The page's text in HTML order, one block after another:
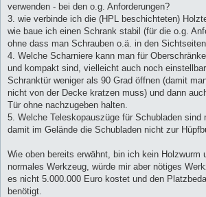
verwenden - bei den o.g. Anforderungen?
3. wie verbinde ich die (HPL beschichteten)
wie baue ich einen Schrank stabil (für die o.g.
ohne dass man Schrauben o.ä. in den
4. Welche Scharniere kann man für
und kompakt sind, vielleicht auch noch
Schranktür weniger als 90 Grad öffnen (damit
nicht von der Decke kratzen muss) und dann
Tür ohne nachzugeben halten.
5. Welche Teleskopauszüge für Schubladen sind
damit im Gelände die Schubladen nicht zur
Wie oben bereits erwähnt, bin ich kein Holzwurm
normales Werkzeug, würde mir aber nötiges
es nicht 5.000.000 Euro kostet und den
benötigt.